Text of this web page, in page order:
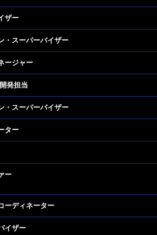
ザー
・スーパーバイザー
ージャー
発担当
・スーパーバイザー
ター
ー
ーディネーター
イザー